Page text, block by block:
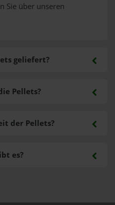
Sie über unseren
geliefert?
es?
Pellets?
der Pellets?